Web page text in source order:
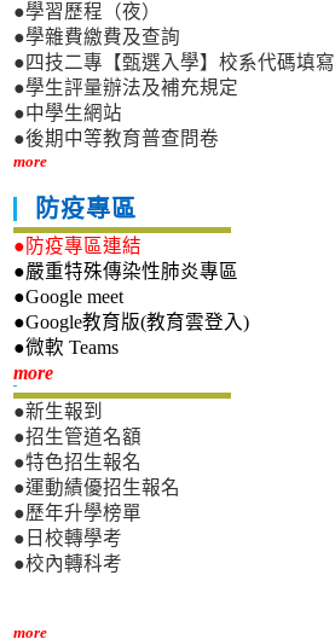
●學習歷程（夜）
●學雜費繳費及查詢
●四技二專【甄選入學】校系代碼填寫
●學生評量辦法及補充規定
●中學生網站
●後期中等教育普查問卷
more
防疫專區
●防疫專區連結
●嚴重特殊傳染性肺炎專區
●Google meet
●Google教育版(教育雲登入)
●微軟 Teams
more新生專區
●新生報到
●招生管道名額
●特色招生報名
●運動績優招生報名
●歷年升學榜單
●日校轉學考
●校內轉科考
more